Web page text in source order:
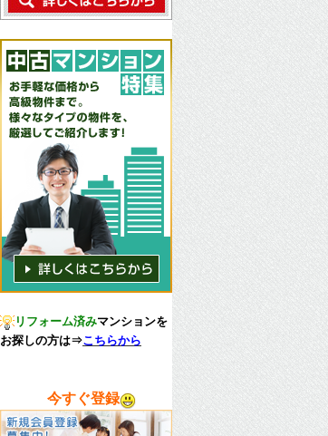
リフォーム済みマンションを
お探しの方は⇒こちらから
今すぐ登録